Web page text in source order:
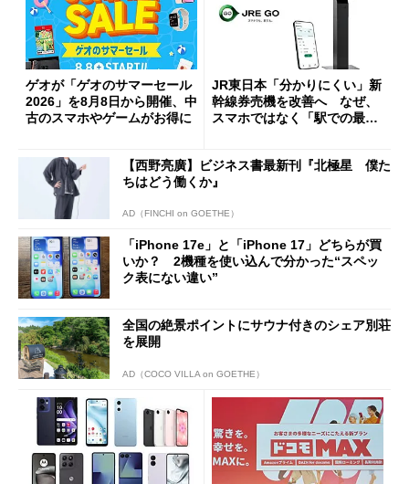
ゲオが「ゲオのサマーセール
2026」を8月8日から開催、中
古のスマホやゲームがお得に
JR東日本「分かりにくい」新
幹線券売機を改善へ なぜ、
スマホではなく「駅での最短
【西野亮廣】ビジネス書最新刊『北極星 僕た
ちはどう働くか』
AD（FINCHI on GOETHE）
「iPhone 17e」と「iPhone 17」どちらが買
いか？ 2機種を使い込んで分かった“スペッ
ク表にない違い”
全国の絶景ポイントにサウナ付きのシェア別荘
を展開
AD（COCO VILLA on GOETHE）